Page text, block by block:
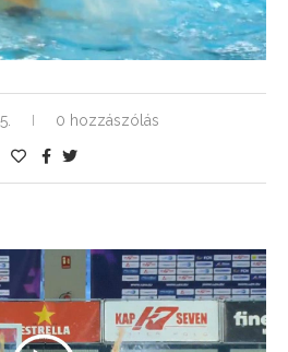
0 hozzászólás